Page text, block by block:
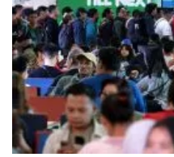
Pemerintah siapkan